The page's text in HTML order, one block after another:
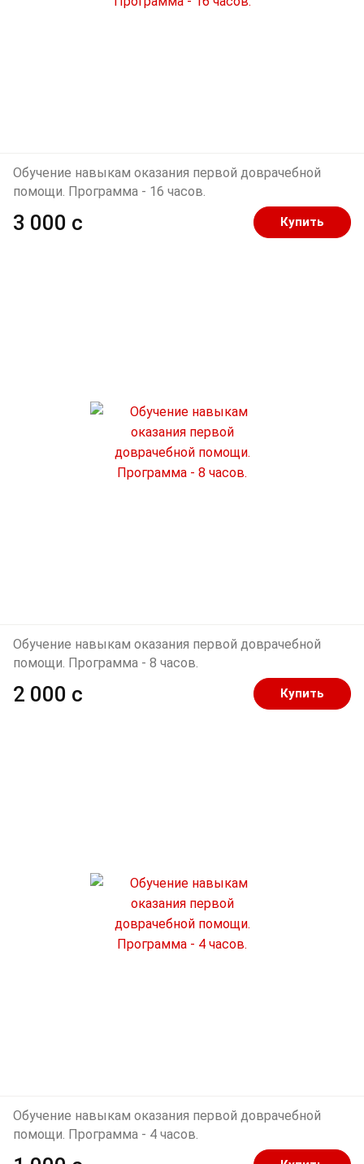
Обучение навыкам оказания первой доврачебной
помощи. Программа - 16 часов.
3 000 c Купить
Обучение навыкам оказания первой доврачебной
помощи. Программа - 8 часов.
2 000 c Купить
Обучение навыкам оказания первой доврачебной
помощи. Программа - 4 часов.